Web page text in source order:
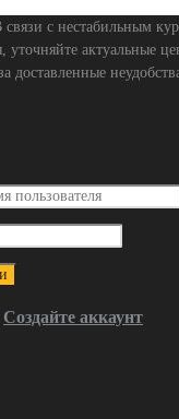
с нестабильным
уточняйте актуальные
доставленные
Создайте аккаунт